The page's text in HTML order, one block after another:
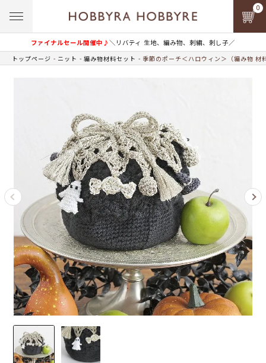
ファイナルセール開催中♪＼リバティ 生地、編み物、刺繍、刺し子／
0
トップページ ニット 編み物材料セット 季節のポーチ＜ハロウィン＞（編み物 材